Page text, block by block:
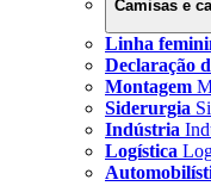
Camisas e
Linha
Declaração
Montagem
Siderurgia
Indústria
Logística